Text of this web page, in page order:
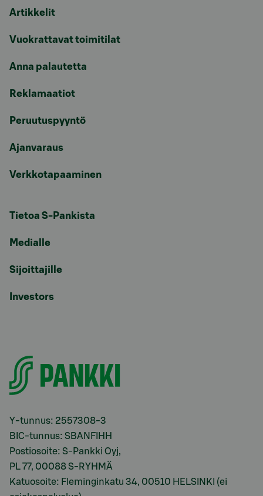
Artikkelit
Vuokrattavat toimitilat
Anna palautetta
Reklamaatiot
Peruutuspyyntö
Ajanvaraus
Verkkotapaaminen
Tietoa S-Pankista
Medialle
Sijoittajille
Investors
Y-tunnus: 2557308-3
BIC-tunnus: SBANFIHH
Postiosoite: S-Pankki Oyj,
PL 77, 00088 S-RYHMÄ
Katuosoite: Fleminginkatu 34, 00510 HELSINKI (ei